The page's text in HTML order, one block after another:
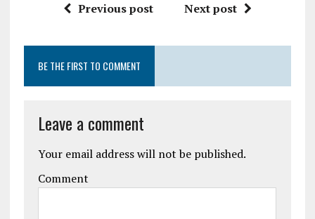
Previous post Next post
BE THE FIRST TO COMMENT
Leave a comment
Your email address will not be published.
Comment